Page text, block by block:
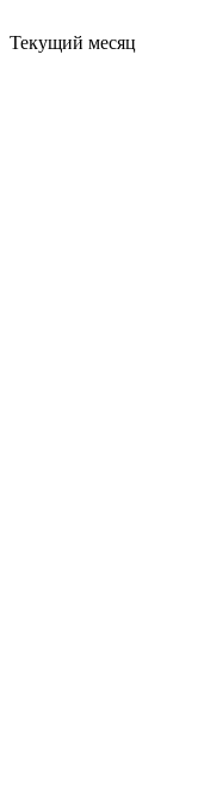
Текущий месяц